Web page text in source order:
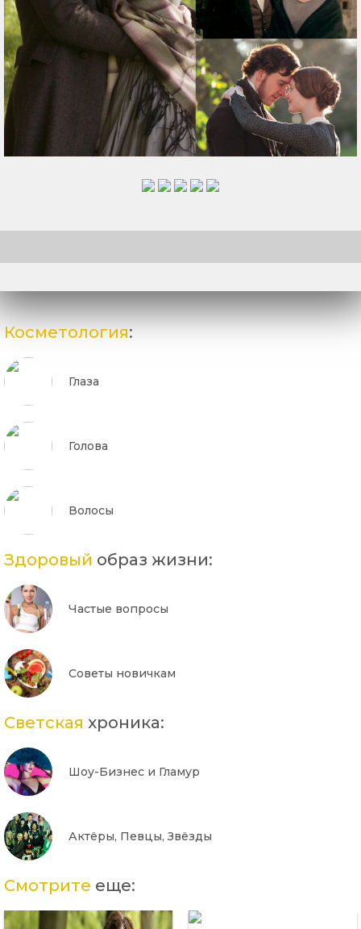
Косметология:
Глаза
Голова
Волосы
Здоровый образ жизни:
Частые вопросы
Советы новичкам
Светская хроника:
Шоу-Бизнес и Гламур
Актёры, Певцы, Звёзды
Смотрите еще: